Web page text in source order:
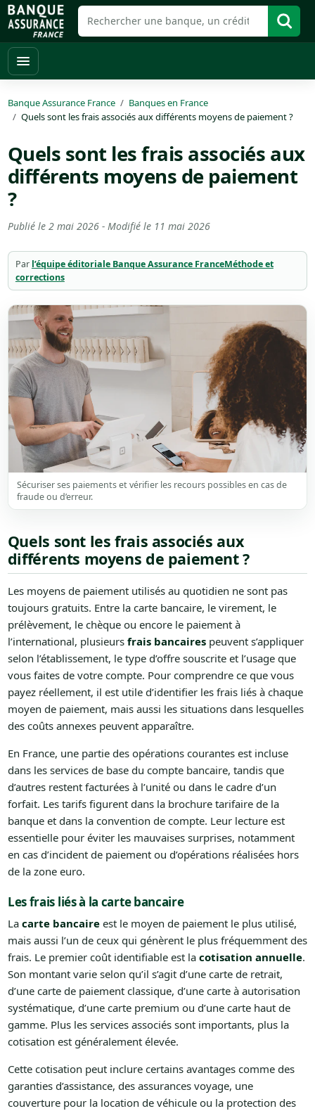
Banque Assurance France
Banques en France
Quels sont les frais associés aux différents moyens de paiement ?
Quels sont les frais associés aux
différents moyens de paiement
?
Publié le 2 mai 2026- Modifié le 11 mai 2026
Par l’équipe éditoriale Banque Assurance FranceMéthode et
corrections
Sécuriser ses paiements et vérifier les recours possibles en cas de
fraude ou d’erreur.
Quels sont les frais associés aux
différents moyens de paiement ?
Les moyens de paiement utilisés au quotidien ne sont pas
toujours gratuits. Entre la carte bancaire, le virement, le
prélèvement, le chèque ou encore le paiement à
l’international, plusieurs frais bancairespeuvent s’appliquer
selon l’établissement, le type d’offre souscrite et l’usage que
vous faites de votre compte. Pour comprendre ce que vous
payez réellement, il est utile d’identifier les frais liés à chaque
moyen de paiement, mais aussi les situations dans lesquelles
des coûts annexes peuvent apparaître.
En France, une partie des opérations courantes est incluse
dans les services de base du compte bancaire, tandis que
d’autres restent facturées à l’unité ou dans le cadre d’un
forfait. Les tarifs figurent dans la brochure tarifaire de la
banque et dans la convention de compte. Leur lecture est
essentielle pour éviter les mauvaises surprises, notamment
en cas d’incident de paiement ou d’opérations réalisées hors
de la zone euro.
Les frais liés à la carte bancaire
La carte bancaireest le moyen de paiement le plus utilisé,
mais aussi l’un de ceux qui génèrent le plus fréquemment des
frais. Le premier coût identifiable est la cotisation annuelle.
Son montant varie selon qu’il s’agit d’une carte de retrait,
d’une carte de paiement classique, d’une carte à autorisation
systématique, d’une carte premium ou d’une carte haut de
gamme. Plus les services associés sont importants, plus la
cotisation est généralement élevée.
Cette cotisation peut inclure certains avantages comme des
garanties d’assistance, des assurances voyage, une
couverture pour la location de véhicule ou la protection des